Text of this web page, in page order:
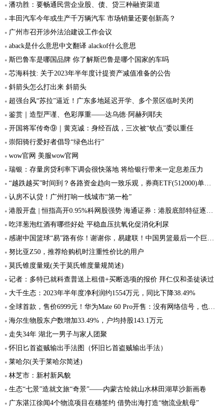
潘功胜：要畅通民营企业股、债、贷三种融资渠道
丰田汽车今年或生产千万辆汽车 市场销量还要创新高？
广州市召开涉外法治建设工作会议
aback是什么意思中文翻译 alackof什么意思
斯巴鲁车是哪国品牌 你了解斯巴鲁是哪个国家的车吗
芯海科技: 关于2023年半年度计提资产减值准备的公告
斜箭头怎么打出来 斜箭头
超强台风“苏拉”逼近！广东多地延迟开学、多个景区临时关闭
鉴赏｜造型严谨、色彩厚重——达乌德·阿赫列耶夫
开国将军传奇⑨｜黄克诚：身经百战，三次被“钦点”委以重任
崇阳骑行爱好者倡导“绿色出行”
wow官网 美服wow官网
瑞银：存量房贷利率下调会很快落地 将给银行带来一定息差压力
“越跌越买”时间到？各路资金趋向一致乐观，券商ETF(512000)单日获超3亿元增仓，杠杆资金同步加码
认房不认贷！广州打响一线城市“第一枪”
港股开盘 | 恒指高开0.95%科网股强势 海通证券：港股底部特征逐步显现
吃洋葱泡红酒有哪些好处 平稳血压抗氧化促消化利尿
感谢中国篮球“易”路有你！谢谢你，易建联！中国男篮最后一个巨星退役！
努比亚Z50，推荐给购机时注重性价比的用户
莫氏锥度量规(关于莫氏锥度量规简述)
记者：多特已就科查普送上租借+买断选项的报价 拜仁仅和圣徒谈过
大千生态：2023年半年度净利润约1554万元，同比下降38.49%
全球首款，售价6999元！华为Mate 60 Pro开售：没有网络信号，也可拨打接听卫星电话
海尔生物股东户数增加33.49%，户均持股143.1万元
走失34年 湖北一男子与家人团聚
怀旧匕首盗贼输出手法图（怀旧匕首盗贼输出手法）
莱哈尔(关于莱哈尔简述)
林芝市：新村新风貌
生态“七景”造就文旅“奇景”——内蒙古绘就山水林田湖草沙新画卷
广东湛江徐闻4个物流项目在穗签约 借势出海打造“物流业航母”